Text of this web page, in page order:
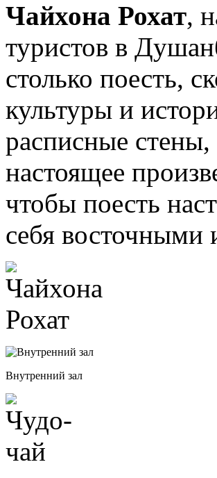
Чайхона Рохат,
туристов в
столько поесть,
культуры и
расписные
настоящее
чтобы поесть
себя восточными
Внутренний зал